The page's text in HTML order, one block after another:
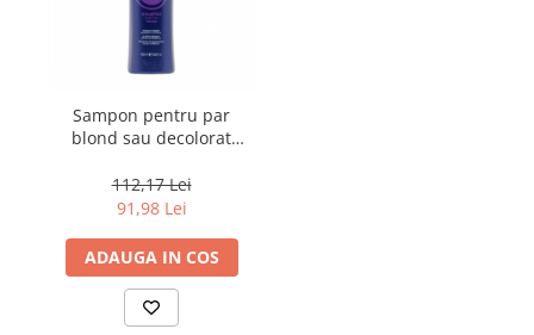
Sampon pentru par
blond sau decolorat
Yellow, 1000 ml
112,17 Lei
91,98 Lei
ADAUGA IN COS